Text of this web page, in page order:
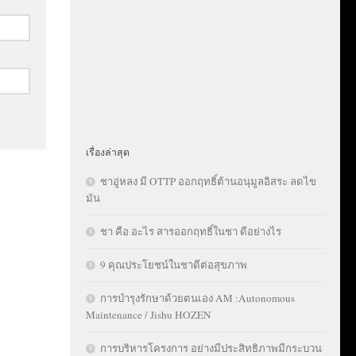
เรื่องล่าสุด
ชาอู่หลง มี OTTP ออกฤทธิ์ต้านอนุมูลอิสระ ลดไข
มัน
ชา คือ อะไร สารออกฤทธิ์ในชา ดีอย่างไร
9 คุณประโยชน์ในชาดีต่อสุขภาพ
การบำรุงรักษาด้วยตนเอง AM :Autonomous
Maintenance / Jishu HOZEN
การบริหารโครงการ อย่างมีประสิทธิภาพมีกระบวน